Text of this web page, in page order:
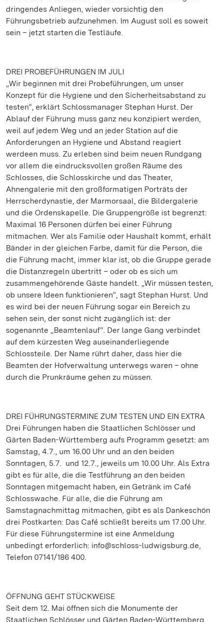
dringendes Anliegen, wieder vorsichtig den
Führungsbetrieb aufzunehmen. Im August soll es soweit
sein – jetzt starten die Testläufe.
DREI PROBEFÜHRUNGEN IM JULI
„Wir beginnen mit drei Probeführungen, um unser
Konzept für die Hygiene und den Sicherheitsabstand zu
testen“, erklärt Schlossmanager Stephan Hurst. Der
Ablauf der Führung muss ganz neu konzipiert werden,
weil auf jedem Weg und an jeder Station auf die
Anforderungen an Hygiene und Abstand reagiert
werdeen muss. Zu erleben sind beim neuen Rundgang
vor allem die eindrucksvollen großen Räume des
Schlosses, die Schlosskirche und das Theater,
Ahnengalerie mit den großformatigen Porträts der
Herrscherdynastie, der Marmorsaal, die Bildergalerie
und die Ordenskapelle. Die Gruppengröße ist begrenzt:
Maximal 16 Personen dürfen bei einer Führung
mitmachen. Wer als Familie oder Haushalt kommt, erhält
Bänder in der gleichen Farbe, damit für die Person, die
die Führung macht, immer klar ist, ob die Gruppe gerade
die Distanzregeln übertritt – oder ob es sich um
zusammengehörende Gäste handelt. „Wir müssen testen,
ob unsere Ideen funktionieren“, sagt Stephan Hurst. Und
es wird bei der neuen Führung sogar ein Bereich zu
sehen sein, der sonst nicht zugänglich ist: der
sogenannte „Beamtenlauf“. Der lange Gang verbindet
auf dem kürzesten Weg auseinanderliegende
Schlossteile. Der Name rührt daher, dass hier die
Beamten der Hofverwaltung unterwegs waren – ohne
durch die Prunkräume gehen zu müssen.
DREI FÜHRUNGSTERMINE ZUM TESTEN UND EIN EXTRA
Drei Führungen haben die Staatlichen Schlösser und
Gärten Baden-Württemberg aufs Programm gesetzt: am
Samstag, 4.7., um 16.00 Uhr und an den beiden
Sonntagen, 5.7. und 12.7., jeweils um 10.00 Uhr. Als Extra
gibt es für alle, die die Testführung an den beiden
Sonntagen mitgemacht haben, ein Getränk im Café
Schlosswache. Für alle, die die Führung am
Samstagnachmittag mitmachen, gibt es als Dankeschön
drei Postkarten: Das Café schließt bereits um 17.00 Uhr.
Für diese Führungstermine ist eine Anmeldung
unbedingt erforderlich: info@schloss-ludwigsburg.de,
Telefon 07141/186 400.
ÖFFNUNG GEHT STÜCKWEISE
Seit dem 12. Mai öffnen sich die Monumente der
Staatlichen Schlösser und Gärten Baden-Württemberg